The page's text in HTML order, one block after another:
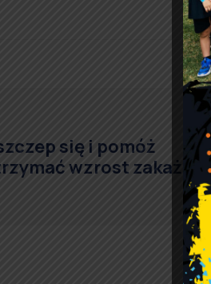
się i pomóż
wzrost zakażeń!